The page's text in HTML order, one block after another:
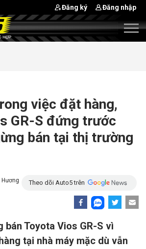
Đăng ký Đăng nhập
việc đặt hàng,
GR-S đứng trước
bán tại thị trường
Hương Theo dõi Auto5 trên
bán Toyota Vios GR-S vì
tại nhà máy mặc dù vẫn